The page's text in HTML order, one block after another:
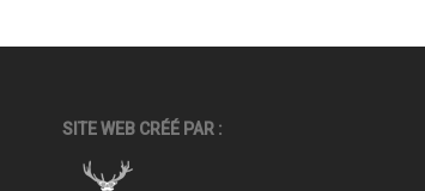
SITE WEB CRÉÉ PAR :